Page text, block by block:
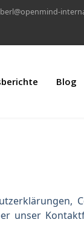
Blog
unser